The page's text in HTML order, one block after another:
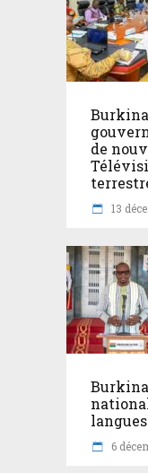
Burkina
de
13
Burkina
6